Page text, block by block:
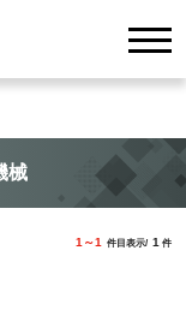
械
1～1 件目表示/ 1 件